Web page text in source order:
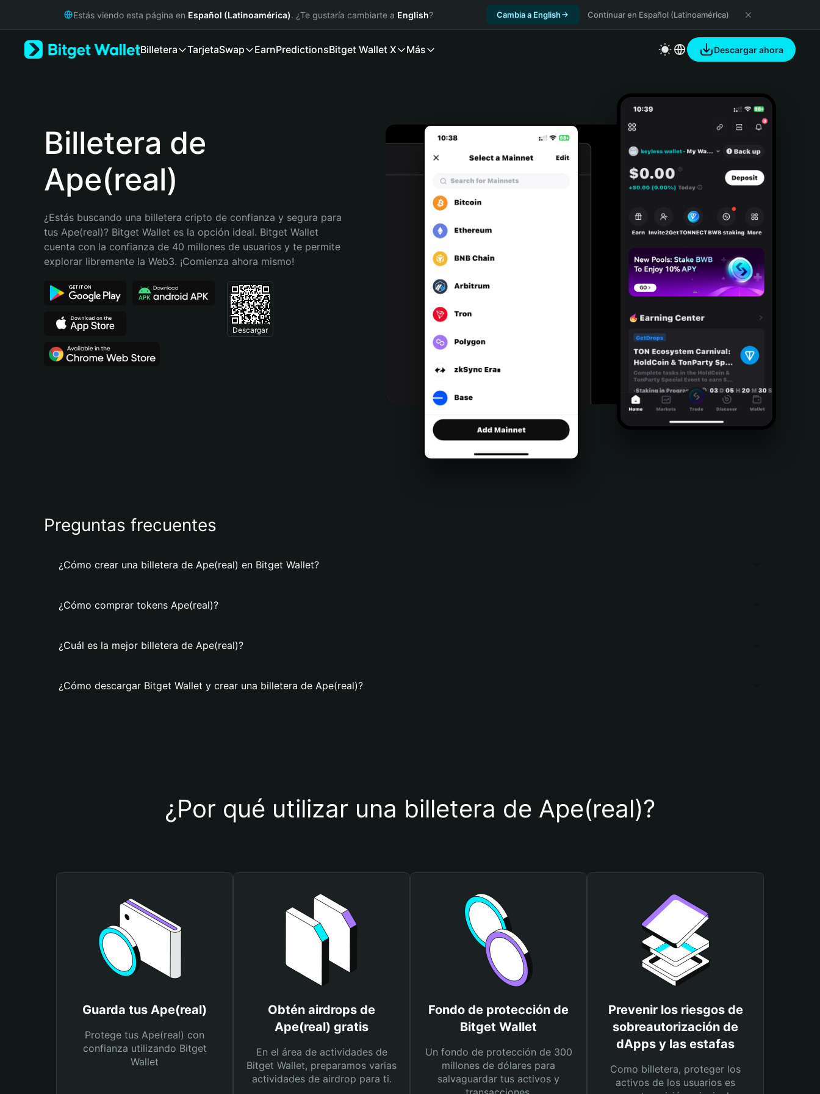
Русский
Português (Portugal)
Bahasa Indonesia
Português (Brasil)
Español (Argentina)
Estás viendo esta página en Español (Latinoamérica). ¿Te gustaría cambiarte a English? Cambia a English Continuar en Español (Latinoamérica)
Billetera TarjetaSwap EarnPredictionsBitget Wallet X Más Descargar ahora
Billetera de
Ape(real)
¿Estás buscando una billetera cripto de confianza y segura para
tus Ape(real)? Bitget Wallet es la opción ideal. Bitget Wallet
cuenta con la confianza de 40 millones de usuarios y te permite
explorar libremente la Web3. ¡Comienza ahora mismo!
Descargar
Preguntas frecuentes
¿Cómo crear una billetera de Ape(real) en Bitget Wallet?
¿Cómo comprar tokens Ape(real)?
¿Cuál es la mejor billetera de Ape(real)?
¿Cómo descargar Bitget Wallet y crear una billetera de Ape(real)?
¿Por qué utilizar una billetera de Ape(real)?
Guarda tus Ape(real)
Protege tus Ape(real) con
confianza utilizando Bitget
Wallet
Obtén airdrops de
Ape(real) gratis
En el área de actividades de
Bitget Wallet, preparamos varias
actividades de airdrop para ti.
Fondo de protección de
Bitget Wallet
Un fondo de protección de 300
millones de dólares para
salvaguardar tus activos y
Prevenir los riesgos de
sobreautorización de
dApps y las estafas
Como billetera, proteger los
activos de los usuarios es